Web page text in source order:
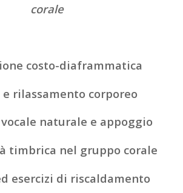
corale
costo-diaframmatica
e rilassamento corporeo
naturale e appoggio
timbrica nel gruppo corale
esercizi di riscaldamento